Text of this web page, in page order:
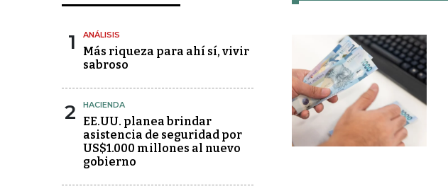
1 ANÁLISIS
Más riqueza para ahí sí, vivir
sabroso
2 HACIENDA
EE.UU. planea brindar
asistencia de seguridad por
US$1.000 millones al nuevo
gobierno